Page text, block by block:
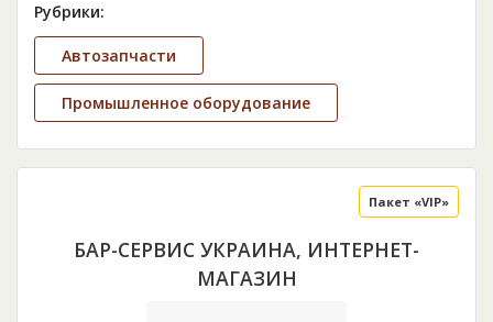
Рубрики:
Автозапчасти
Промышленное оборудование
БАР-СЕРВИС УКРАИНА, ИНТЕРНЕТ-
МАГАЗИН
Пакет «VIP»